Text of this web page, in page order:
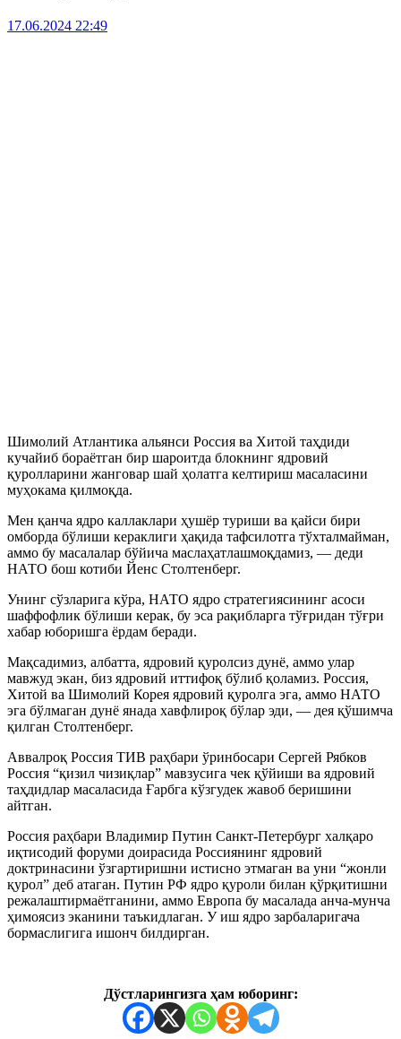
17.06.2024 22:49
Шимолий Атлантика альянси Россия ва Хитой таҳдиди
кучайиб бораётган бир шароитда блокнинг ядровий
қуролларини жанговар шай ҳолатга келтириш масаласини
муҳокама қилмоқда.
Мен қанча ядро каллаклари ҳушёр туриши ва қайси бири
омборда бўлиши кераклиги ҳақида тафсилотга тўхталмайман,
аммо бу масалалар бўйича маслаҳатлашмоқдамиз, — деди
НАТО бош котиби Йенс Столтенберг.
Унинг сўзларига кўра, НАТО ядро стратегиясининг асоси
шаффофлик бўлиши керак, бу эса рақибларга тўғридан тўғри
хабар юборишга ёрдам беради.
Мақсадимиз, албатта, ядровий қуролсиз дунё, аммо улар
мавжуд экан, биз ядровий иттифоқ бўлиб қоламиз. Россия,
Хитой ва Шимолий Корея ядровий қуролга эга, аммо НАТО
эга бўлмаган дунё янада хавфлироқ бўлар эди, — дея қўшимча
қилган Столтенберг.
Аввалроқ Россия ТИВ раҳбари ўринбосари Сергей Рябков
Россия “қизил чизиқлар” мавзусига чек қўйиши ва ядровий
таҳдидлар масаласида Ғарбга кўзгудек жавоб беришини
айтган.
Россия раҳбари Владимир Путин Санкт-Петербург халқаро
иқтисодий форуми доирасида Россиянинг ядровий
доктринасини ўзгартиришни истисно этмаган ва уни “жонли
қурол” деб атаган. Путин РФ ядро қуроли билан қўрқитишни
режалаштирмаётганини, аммо Европа бу масалада анча-мунча
ҳимоясиз эканини таъкидлаган. У иш ядро зарбаларигача
бормаслигига ишонч билдирган.
Дўстларингизга ҳам юборинг: